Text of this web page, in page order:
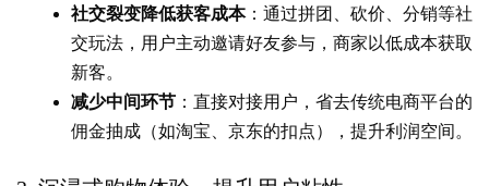
社交裂变降低获客成本：通过拼团、砍价、分销等社
交玩法，用户主动邀请好友参与，商家以低成本获取
新客。
减少中间环节 ：直接对接用户，省去传统电商平台的
佣金抽成（如淘宝、京东的扣点），提升利润空间。